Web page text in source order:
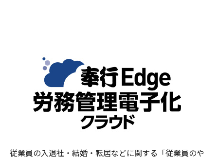
従業員の入退社・結婚・転居などに関する「従業員のや